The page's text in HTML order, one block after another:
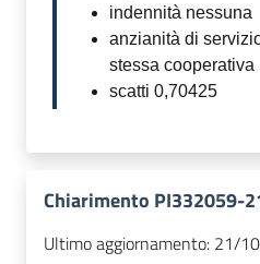
indennità nessuna
anzianità di
stessa cooperativa
scatti 0,70425
Chiarimento PI332059-
Ultimo aggiornamento: 21/